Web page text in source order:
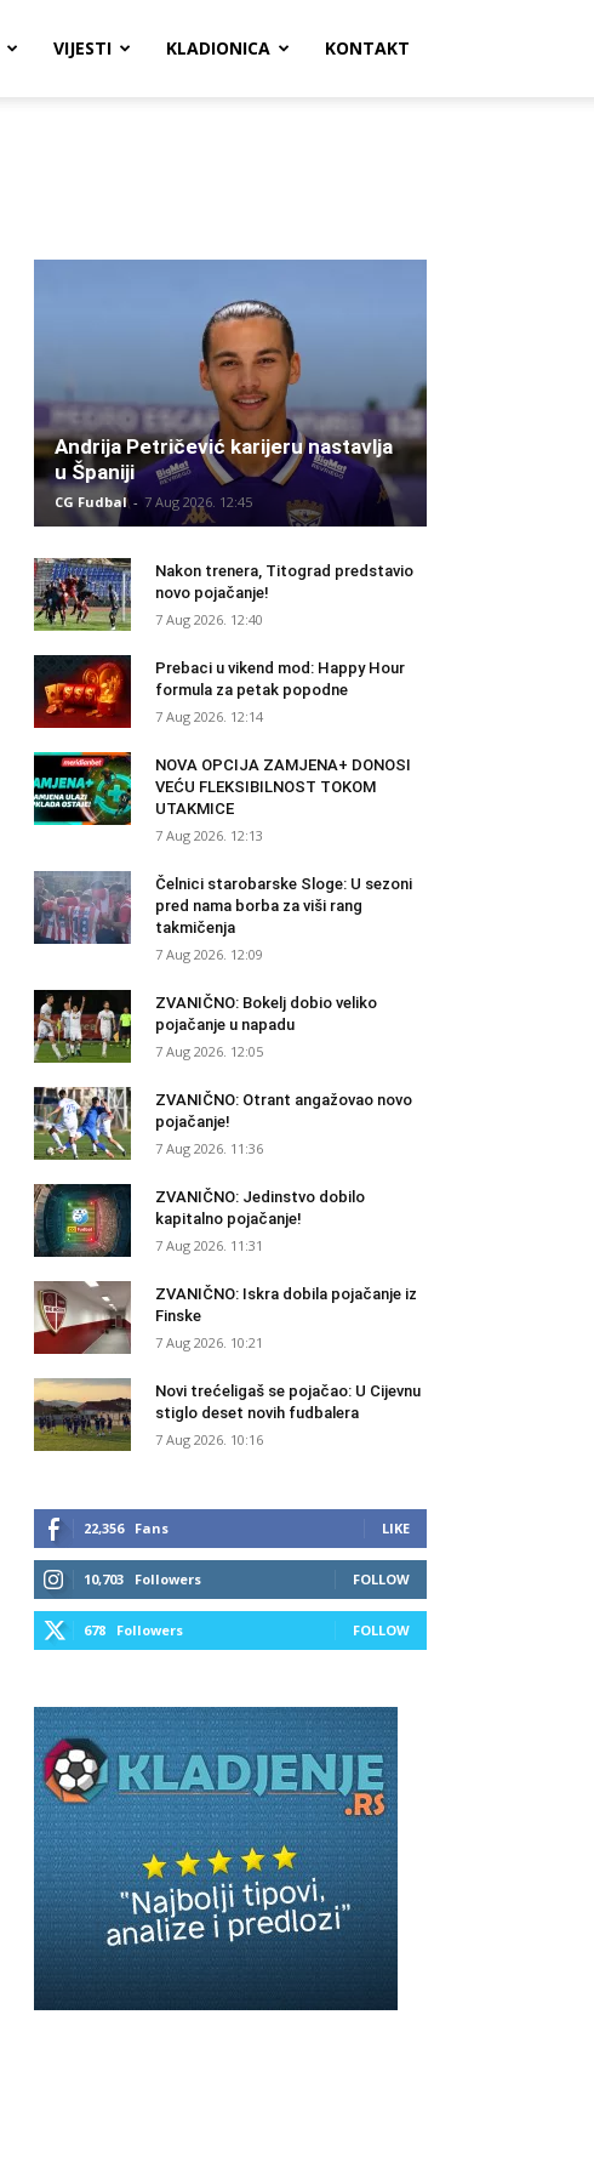
VIJESTI KLADIONICA KONTAKT
Andrija Petričević karijeru nastavlja
u Španiji
CG Fudbal - 7 Aug 2026. 12:45
Nakon trenera, Titograd predstavio
novo pojačanje!
7 Aug 2026. 12:40
Prebaci u vikend mod: Happy Hour
formula za petak popodne
7 Aug 2026. 12:14
NOVA OPCIJA ZAMJENA+ DONOSI
VEĆU FLEKSIBILNOST TOKOM
UTAKMICE
7 Aug 2026. 12:13
Čelnici starobarske Sloge: U sezoni
pred nama borba za viši rang
takmičenja
7 Aug 2026. 12:09
ZVANIČNO: Bokelj dobio veliko
pojačanje u napadu
7 Aug 2026. 12:05
ZVANIČNO: Otrant angažovao novo
pojačanje!
7 Aug 2026. 11:36
ZVANIČNO: Jedinstvo dobilo
kapitalno pojačanje!
7 Aug 2026. 11:31
ZVANIČNO: Iskra dobila pojačanje iz
Finske
7 Aug 2026. 10:21
Novi trećeligaš se pojačao: U Cijevnu
stiglo deset novih fudbalera
7 Aug 2026. 10:16
22,356 Fans LIKE
10,703 Followers FOLLOW
678 Followers FOLLOW